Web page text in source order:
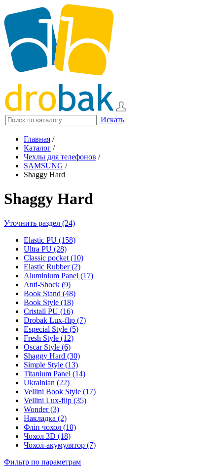
Искать
Главная /
Каталог /
Чехлы для телефонов /
SAMSUNG /
Shaggy Hard
Shaggy Hard
Уточнить раздел (24)
Elastic PU (158)
Ultra PU (28)
Classic pocket (10)
Elastic Rubber (2)
Aluminium Panel (17)
Anti-Shock (9)
Book Stand (48)
Book Style (18)
Cristall PU (16)
Drobak Lux-flip (7)
Especial Style (5)
Fresh Style (12)
Oscar Style (6)
Shaggy Hard (30)
Simple Style (13)
Titanium Panel (14)
Ukrainian (22)
Vellini Book Style (17)
Vellini Lux-flip (35)
Wonder (3)
Накладка (2)
Фліп чохол (10)
Чохол 3D (18)
Чохол-акумулятор (7)
Фильтр по параметрам